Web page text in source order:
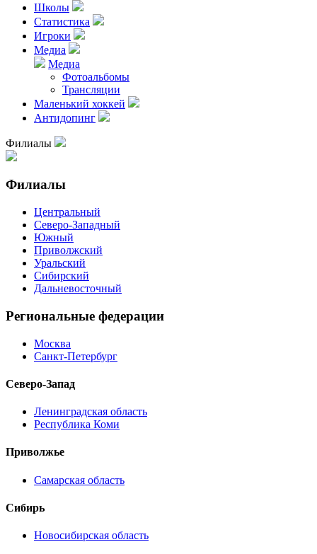
Школы
Статистика
Игроки
Медиа
Медиа
Фотоальбомы
Трансляции
Маленький хоккей
Антидопинг
Филиалы
Филиалы
Центральный
Северо-Западный
Южный
Приволжский
Уральский
Сибирский
Дальневосточный
Региональные федерации
Москва
Санкт-Петербург
Северо-Запад
Ленинградская область
Республика Коми
Приволжье
Самарская область
Сибирь
Новосибирская область